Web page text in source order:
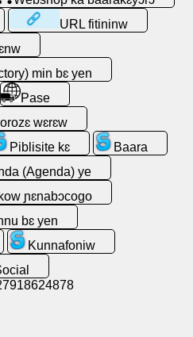
URL fitininw
min bɛ yen
Pase
wɛrɛw
Piblisite kɛ
Baara
(Agenda) ye
ɲɛnabɔcogo
bɛ yen
Kunnafoniw